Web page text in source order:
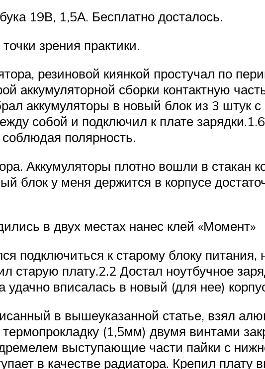
19В, 1,5А. Бесплатно досталось.
зрения практики.
резиновой киянкой простучал по
аккумуляторной сборки контактную
аккумуляторы в новый блок из 3 штук
собой и подключил к плате
полярность.
Аккумуляторы плотно вошли в стакан
блок у меня держится в корпусе
в двух местах нанес клей «Момент»
подключиться к старому блоку
старую плату.2.2 Достал ноутбучное
вписалась в новый (для нее)
в вышеуказанной статье, взял
(1,5мм) двумя винтами
выступающие части пайки с
в качестве радиатора. Крепил